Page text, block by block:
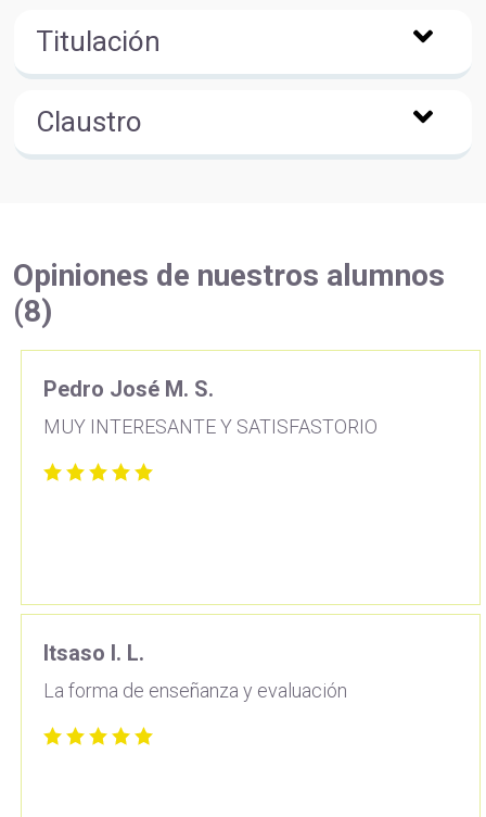
Titulación
Claustro
Opiniones de nuestros alumnos
(8)
Pedro José M. S.
MUY INTERESANTE Y SATISFASTORIO
Itsaso I. L.
La forma de enseñanza y evaluación